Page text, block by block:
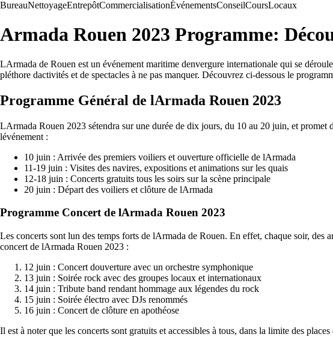
BureauNettoyageEntrepôtCommercialisationÉvénementsConseilCoursLocaux
Armada Rouen 2023 Programme:
LArmada de Rouen est un événement maritime denvergure internationale qui se
pléthore dactivités et de spectacles à ne pas manquer. Découvrez ci-dessous le
Programme Général de lArmada Rouen 2023
LArmada Rouen 2023 sétendra sur une durée de dix jours, du 10 au 20 juin, et
lévénement :
10 juin : Arrivée des premiers voiliers et ouverture officielle de lArmada
11-19 juin : Visites des navires, expositions et animations sur les quais
12-18 juin : Concerts gratuits tous les soirs sur la scène principale
20 juin : Départ des voiliers et clôture de lArmada
Programme Concert de lArmada Rouen 2023
Les concerts sont lun des temps forts de lArmada de Rouen. En effet, chaque soir,
concert de lArmada Rouen 2023 :
12 juin : Concert douverture avec un orchestre symphonique
13 juin : Soirée rock avec des groupes locaux et internationaux
14 juin : Tribute band rendant hommage aux légendes du rock
15 juin : Soirée électro avec DJs renommés
16 juin : Concert de clôture en apothéose
Il est à noter que les concerts sont gratuits et accessibles à tous, dans la limite des